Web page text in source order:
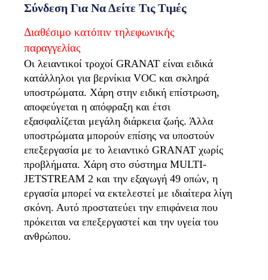
Σύνδεση Για Να Δείτε Τις Τιμές
Διαθέσιμο κατόπιν τηλεφωνικής
παραγγελίας
Οι λειαντικοί τροχοί GRANAT είναι ειδικά
κατάλληλοι για βερνίκια VOC και σκληρά
υποστρώματα. Χάρη στην ειδική επίστρωση,
αποφεύγεται η απόφραξη και έτσι
εξασφαλίζεται μεγάλη διάρκεια ζωής. Άλλα
υποστρώματα μπορούν επίσης να υποστούν
επεξεργασία με το λειαντικό GRANAT χωρίς
προβλήματα. Χάρη στο σύστημα MULTI-
JETSTREAM 2 και την εξαγωγή 49 οπών, η
εργασία μπορεί να εκτελεστεί με ιδιαίτερα λίγη
σκόνη. Αυτό προστατεύει την επιφάνεια που
πρόκειται να επεξεργαστεί και την υγεία του
ανθρώπου.